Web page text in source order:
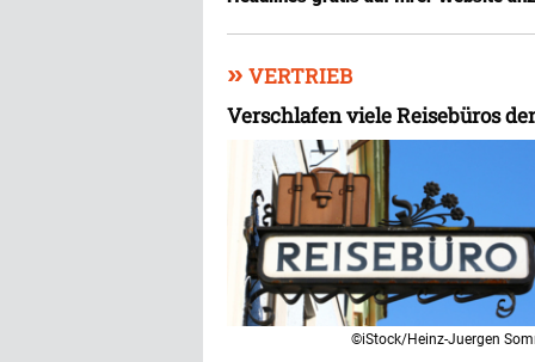
» VERTRIEB
Verschlafen viele Reisebüros
©iStock/Heinz-Juergen